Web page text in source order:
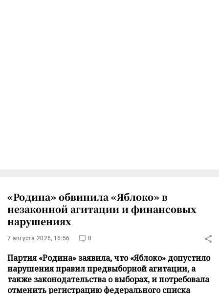
«Родина» обвинила «Яблоко» в
незаконной агитации и финансовых
нарушениях
7 августа 2026, 16:56 0
Партия «Родина» заявила, что «Яблоко» допустило
нарушения правил предвыборной агитации, а
также законодательства о выборах, и потребовала
отменить регистрацию федерального списка